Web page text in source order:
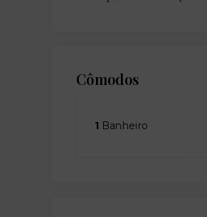
Cômodos
1 Banheiro